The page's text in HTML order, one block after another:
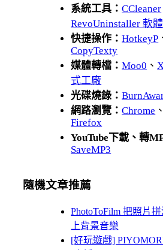
系統工具：CCleaner
RevoUninstaller 軟
快捷操作：HotkeyP
CopyTexty
媒體轉檔：Moo0 、
式工廠
光碟燒錄：
網路瀏覽：Chrome
Firefox
YouTube下載、轉
SaveMP3
隨機文章推薦
PhotoToFilm 把照片
上背景音樂
[好玩遊戲]